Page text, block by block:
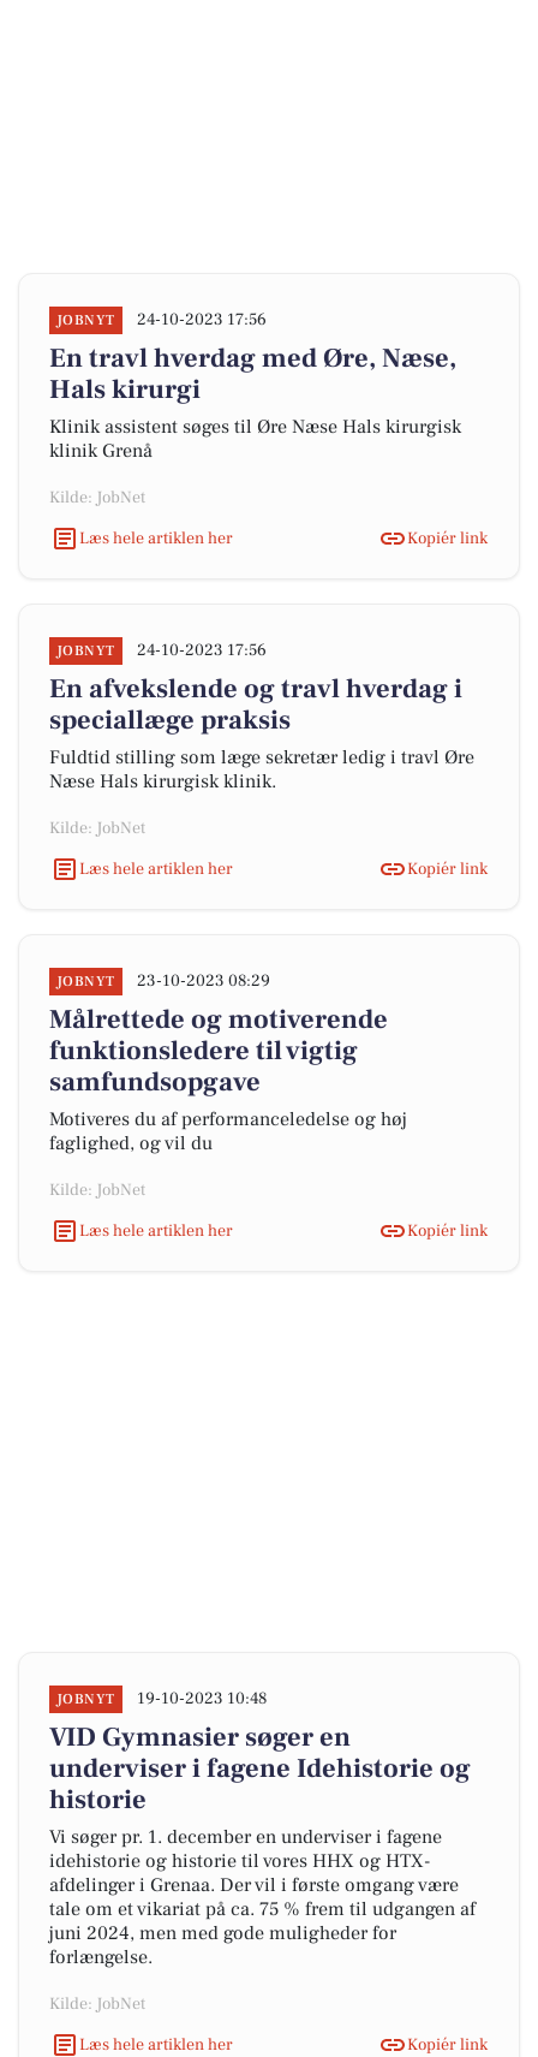
JOBNYT 24-10-2023 17:56
En travl hverdag med Øre, Næse,
Hals kirurgi
Klinik assistent søges til Øre Næse Hals kirurgisk
klinik Grenå
Kilde: JobNet
Læs hele artiklen her
Kopiér link
JOBNYT 24-10-2023 17:56
En afvekslende og travl hverdag i
speciallæge praksis
Fuldtid stilling som læge sekretær ledig i travl Øre
Næse Hals kirurgisk klinik.
Kilde: JobNet
Læs hele artiklen her
Kopiér link
JOBNYT 23-10-2023 08:29
Målrettede og motiverende
funktionsledere til vigtig
samfundsopgave
Motiveres du af performanceledelse og høj
faglighed, og vil du
Kilde: JobNet
Læs hele artiklen her
Kopiér link
JOBNYT 19-10-2023 10:48
VID Gymnasier søger en
underviser i fagene Idehistorie og
historie
Vi søger pr. 1. december en underviser i fagene
idehistorie og historie til vores HHX og HTX-
afdelinger i Grenaa. Der vil i første omgang være
tale om et vikariat på ca. 75 % frem til udgangen af
juni 2024, men med gode muligheder for
forlængelse.
Kilde: JobNet
Læs hele artiklen her
Kopiér link